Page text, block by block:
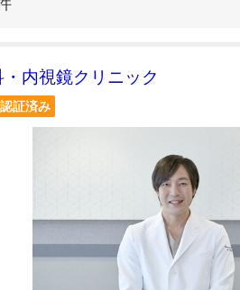
内視鏡クリニック
証済み